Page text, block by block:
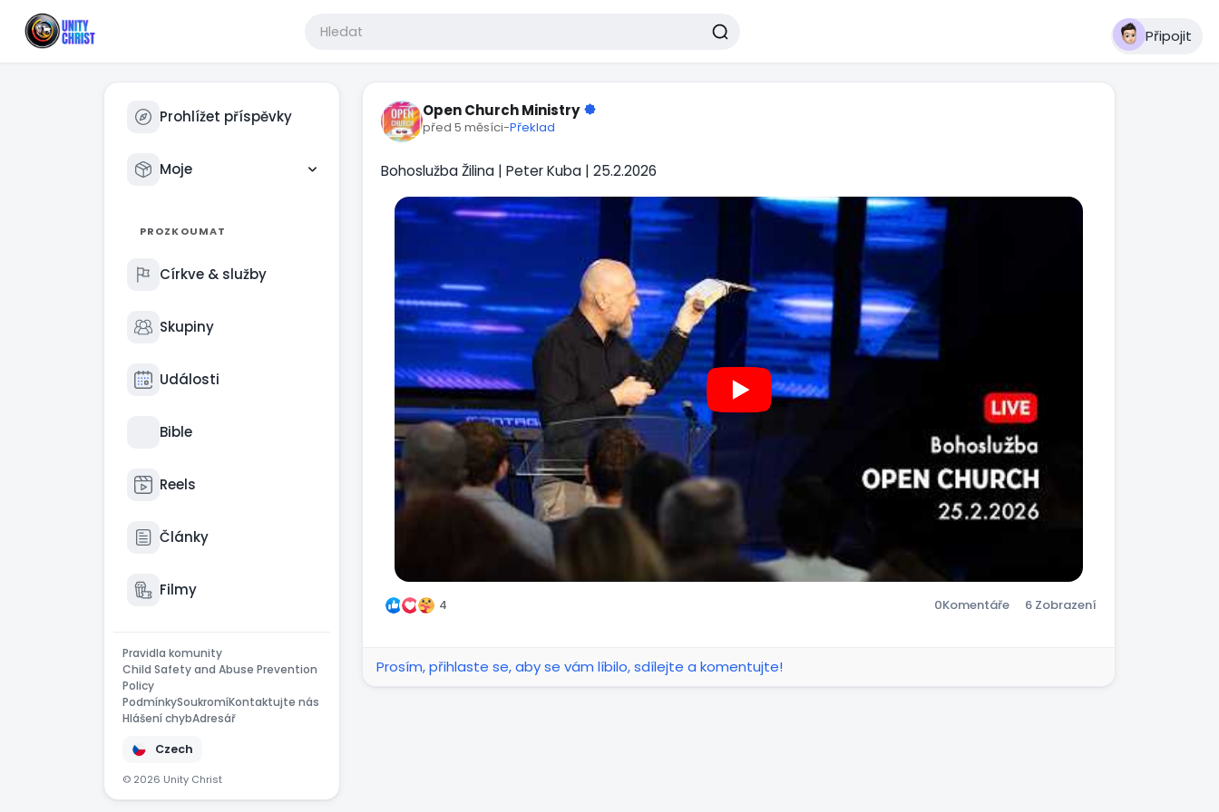
Připojit
Prohlížet příspěvky
Moje
PROZKOUMAT
Církve & služby
Skupiny
Události
Bible
Reels
Články
Filmy
Pravidla komunity
Child Safety and Abuse Prevention
Policy
PodmínkySoukromíKontaktujte nás
Hlášení chybAdresář
Czech
© 2026 Unity Christ
Open Church Ministry
před 5 měsíci-Překlad
Bohoslužba Žilina | Peter Kuba | 25.2.2026
4 0Komentáře 6 Zobrazení
Prosím, přihlaste se, aby se vám líbilo, sdílejte a komentujte!